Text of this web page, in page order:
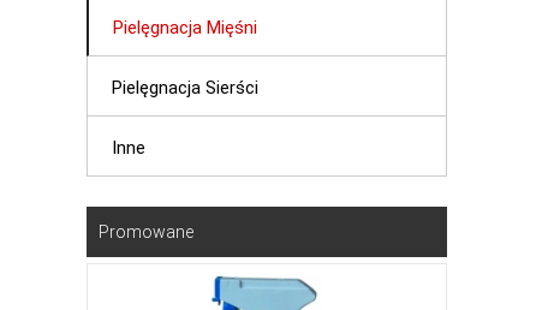
Pielęgnacja Mięśni
Pielęgnacja Sierści
Inne
Promowane